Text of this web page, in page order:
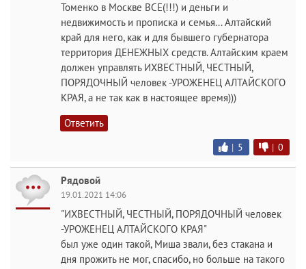
Томенко в Москве ВСЕ(!!!) и деньги и
недвижимость и прописка и семья... Алтайский
край для него, как и для бывшего губернатора
территория ДЕНЕЖНЫХ средств. Алтайским краем
должен управлять ИХВЕСТНЫЙ, ЧЕСТНЫЙ,
ПОРЯДОЧНЫЙ человек -УРОЖЕНЕЦ АЛТАЙСКОГО
КРАЯ, а не так как в настоящее время)))
Ответить
| 5 | 0
Рядовой
19.01.2021 14:06
"ИХВЕСТНЫЙ, ЧЕСТНЫЙ, ПОРЯДОЧНЫЙ человек
-УРОЖЕНЕЦ АЛТАЙСКОГО КРАЯ"
был уже один такой, Миша звали, без стакана и
дня прожить не мог, спасибо, но больше на такого